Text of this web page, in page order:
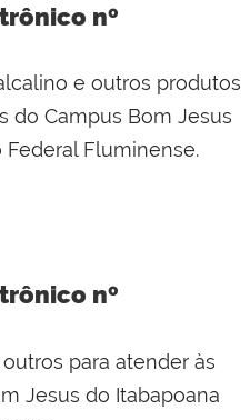
nº
e outros produtos
do Campus Bom Jesus
Fluminense.
nº
para atender às
Jesus do Itabapoana